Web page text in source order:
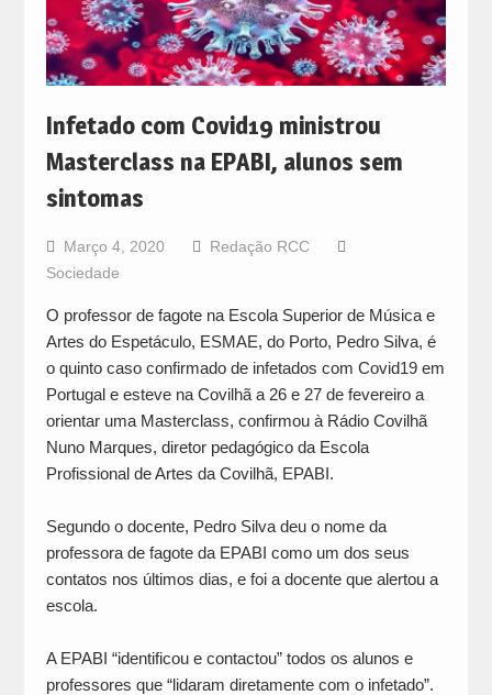
Infetado com Covid19 ministrou
Masterclass na EPABI, alunos sem
sintomas
Março 4, 2020
Redação RCC
Sociedade
O professor de fagote na Escola Superior de Música e
Artes do Espetáculo, ESMAE, do Porto, Pedro Silva, é
o quinto caso confirmado de infetados com Covid19 em
Portugal e esteve na Covilhã a 26 e 27 de fevereiro a
orientar uma Masterclass, confirmou à Rádio Covilhã
Nuno Marques, diretor pedagógico da Escola
Profissional de Artes da Covilhã, EPABI.
Segundo o docente, Pedro Silva deu o nome da
professora de fagote da EPABI como um dos seus
contatos nos últimos dias, e foi a docente que alertou a
escola.
A EPABI “identificou e contactou” todos os alunos e
professores que “lidaram diretamente com o infetado”.